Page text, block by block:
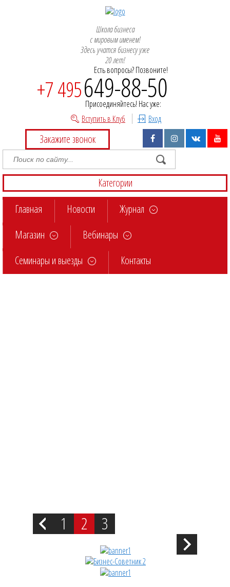
Школа бизнеса
с мировым именем!
Здесь учатся бизнесу уже
20 лет!
Есть вопросы? Позвоните!
+7 495649-88-50
Присоединяйтесь! Нас уже:
Вступить в Клуб
Вход
Закажите звонок
Категории
Главная
Новости
Журнал
Магазин
Вебинары
Семинары и выезды
Контакты
1 2 3
Previous